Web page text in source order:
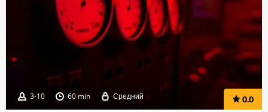
3-10 60 min Средний 0.0